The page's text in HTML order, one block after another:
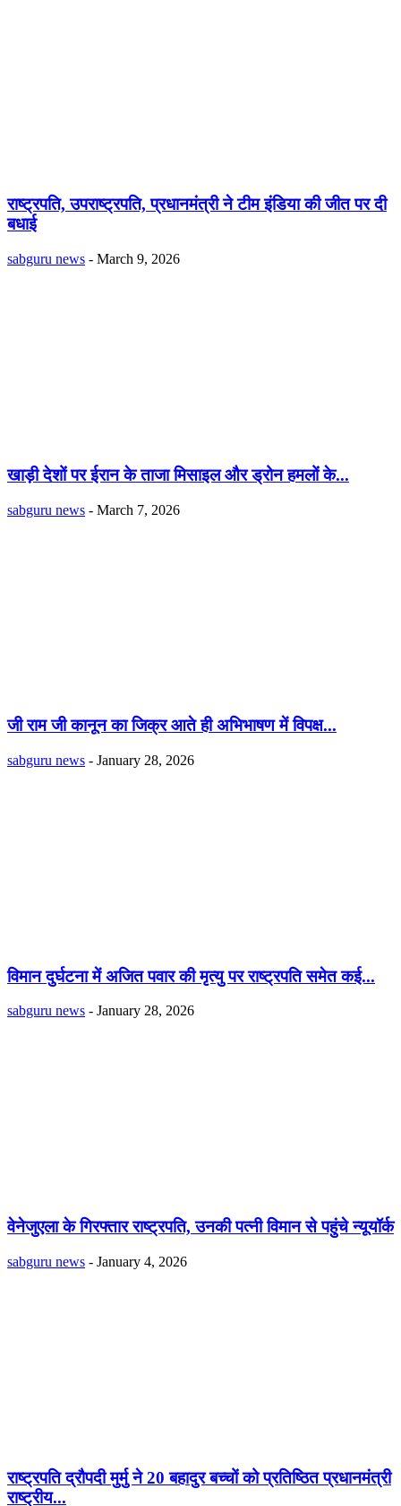
राष्ट्रपति, उपराष्ट्रपति, प्रधानमंत्री ने टीम इंडिया की जीत पर दी
बधाई
sabguru news - March 9, 2026
खाड़ी देशों पर ईरान के ताजा मिसाइल और ड्रोन हमलों के...
sabguru news - March 7, 2026
जी राम जी कानून का जिक्र आते ही अभिभाषण में विपक्ष...
sabguru news - January 28, 2026
विमान दुर्घटना में अजित पवार की मृत्यु पर राष्ट्रपति समेत कई...
sabguru news - January 28, 2026
वेनेजुएला के गिरफ्तार राष्ट्रपति, उनकी पत्नी विमान से पहुंचे न्यूयॉर्क
sabguru news - January 4, 2026
राष्ट्रपति द्रौपदी मुर्मु ने 20 बहादुर बच्चों को प्रतिष्ठित प्रधानमंत्री
राष्ट्रीय...